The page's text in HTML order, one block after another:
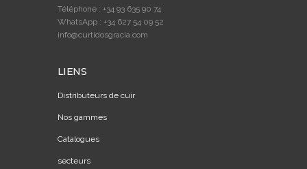
Téléphone : +34 93 635 90 74
WhatsApp : +34 627 54 09 52
info@curtidosgracia.com
LIENS
Distributeurs de cuir
Nos gammes
Catalogues
secteurs